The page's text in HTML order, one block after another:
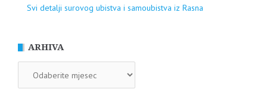
Svi detalji surovog ubistva i samoubistva iz Rasna
ARHIVA